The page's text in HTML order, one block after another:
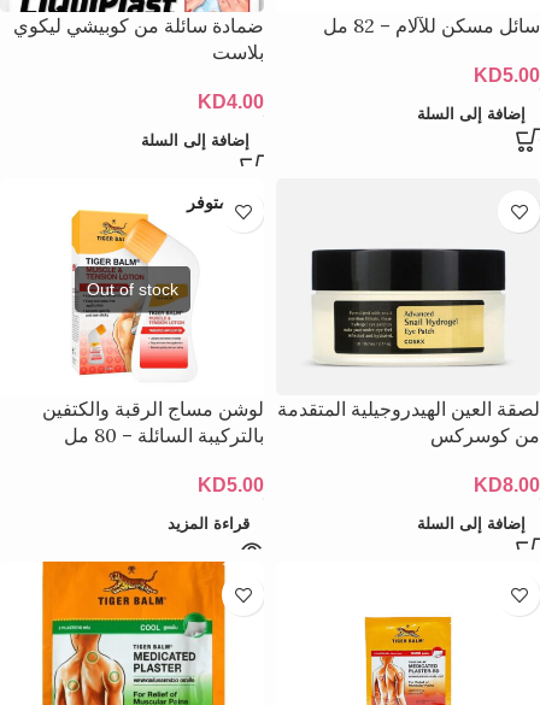
سائل مسكن للآلام – 82 مل
KD5.00
إضافة إلى السلة
ضمادة سائلة من كوبيشي ليكوي
بلاست
KD4.00
إضافة إلى السلة
لصقة العين الهيدروجيلية المتقدمة
من كوسركس
KD8.00
إضافة إلى السلة
غير متوفر
لوشن مساج الرقبة والكتفين
بالتركيبة السائلة – 80 مل
KD5.00
قراءة المزيد